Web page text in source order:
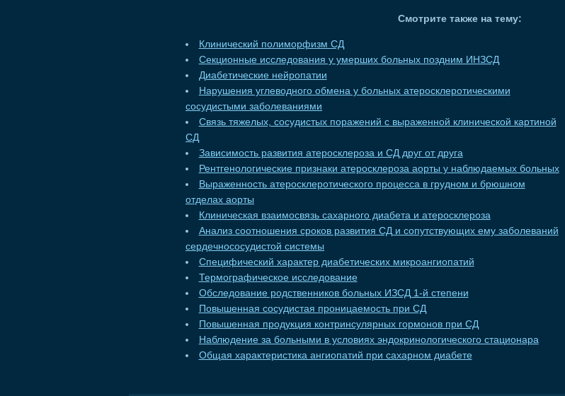
Смотрите также на тему:
Клинический полиморфизм СД
Секционные исследования у умерших больных поздним ИНЗСД
Диабетические нейропатии
Нарушения углеводного обмена у больных атеросклеротическими
сосудистыми заболеваниями
Связь тяжелых, сосудистых поражений с выраженной клинической картиной
СД
Зависимость развития атеросклероза и СД друг от друга
Рентгенологические признаки атеросклероза аорты у наблюдаемых больных
Выраженность атеросклеротического процесса в грудном и брюшном
отделах аорты
Клиническая взаимосвязь сахарного диабета и атеросклероза
Анализ соотношения сроков развития СД и сопутствующих ему заболеваний
сердечнососудистой системы
Специфический характер диабетических микроангиопатий
Термографическое исследование
Обследование родственников больных ИЗСД 1-й степени
Повышенная сосудистая проницаемость при СД
Повышенная продукция контринсулярных гормонов при СД
Наблюдение за больными в условиях эндокринологического стационара
Общая характеристика ангиопатий при сахарном диабете